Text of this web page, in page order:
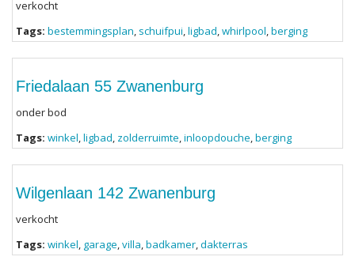
verkocht
Tags: bestemmingsplan, schuifpui,ligbad,whirlpool,berging
Friedalaan 55 Zwanenburg
onder bod
Tags: winkel,ligbad, zolderruimte,inloopdouche,berging
Wilgenlaan 142 Zwanenburg
verkocht
Tags: winkel, garage,villa,badkamer,dakterras